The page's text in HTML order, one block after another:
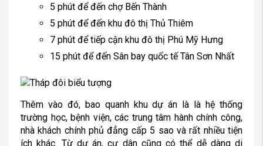
5 phút để đến chợ Bến Thành
5 phút để đến khu đô thị Thủ Thiêm
7 phút để tiếp cận khu đô thị Phú Mỹ Hưng
15 phút để đến Sân bay quốc tế Tân Sơn Nhất
Thêm vào đó, bao quanh khu dự án là là hệ thống
trường học, bệnh viện, các trung tâm hành chính công,
nhà khách chính phủ đẳng cấp 5 sao và rất nhiều tiện
ích khác. Từ dự án, cư dân cũng có thể dễ dàng di